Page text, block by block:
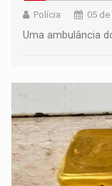
Polícia 05
Uma ambulância